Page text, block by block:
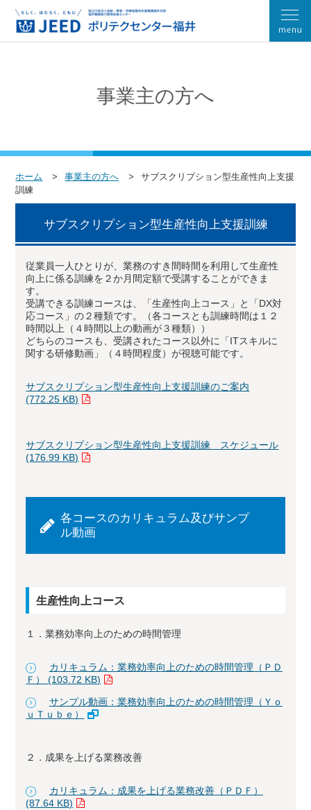
事業主の方へ
ホーム 事業主の方へ
サブスクリプション型生産性向上支援
訓練
サブスクリプション型生産性向上支援訓練
従業員一人ひとりが、業務のすき間時間を利用して生産性
向上に係る訓練を２か月間定額で受講することができま
す。
受講できる訓練コースは、「生産性向上コース」と「DX対
応コース」の２種類です。（各コースとも訓練時間は１２
時間以上（４時間以上の動画が３種類））
どちらのコースも、受講されたコース以外に「ITスキルに
関する研修動画」（４時間程度）が視聴可能です。
サブスクリプション型生産性向上支援訓練のご案内
(772.25 KB)
サブスクリプション型生産性向上支援訓練 スケジュール
(176.99 KB)
各コースのカリキュラム及びサンプ
ル動画
生産性向上コース
１．業務効率向上のための時間管理
カリキュラム：業務効率向上のための時間管理（ＰＤ
Ｆ） (103.72 KB)
サンプル動画：業務効率向上のための時間管理（Ｙｏ
ｕＴｕｂｅ）
２．成果を上げる業務改善
カリキュラム：成果を上げる業務改善（ＰＤＦ）
(87.64 KB)